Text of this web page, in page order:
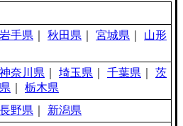
岩手県 秋田県 宮城県
山形
神奈川県 埼玉県 千葉県
茨
栃木県
長野県
新潟県